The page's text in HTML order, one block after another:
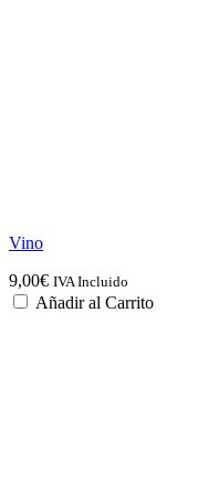
Vino
9,00€ IVA Incluido
Añadir al Carrito